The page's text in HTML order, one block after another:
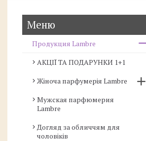
Продукция Lambre
АКЦІЇ ТА ПОДАРУНКИ 1+1
Жіноча парфумерія Lambre
Мужская парфюмерия
Lambre
Догляд за обличчям для
чоловіків